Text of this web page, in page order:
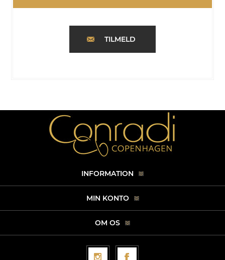
TILMELD
INFORMATION
MIN KONTO
OM OS